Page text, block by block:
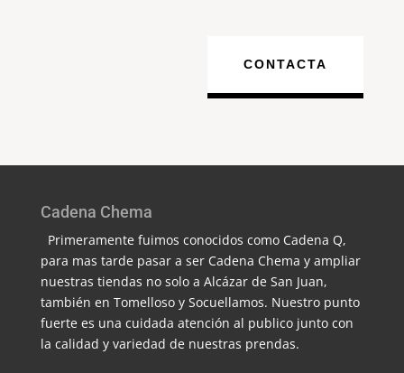
CONTACTA
Cadena Chema
Primeramente fuimos conocidos como Cadena Q,
para mas tarde pasar a ser Cadena Chema y ampliar
nuestras tiendas no solo a Alcázar de San Juan,
también en Tomelloso y Socuellamos. Nuestro punto
fuerte es una cuidada atención al publico junto con
la calidad y variedad de nuestras prendas.